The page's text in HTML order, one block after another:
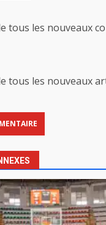
tous les nouveaux
tous les nouveaux